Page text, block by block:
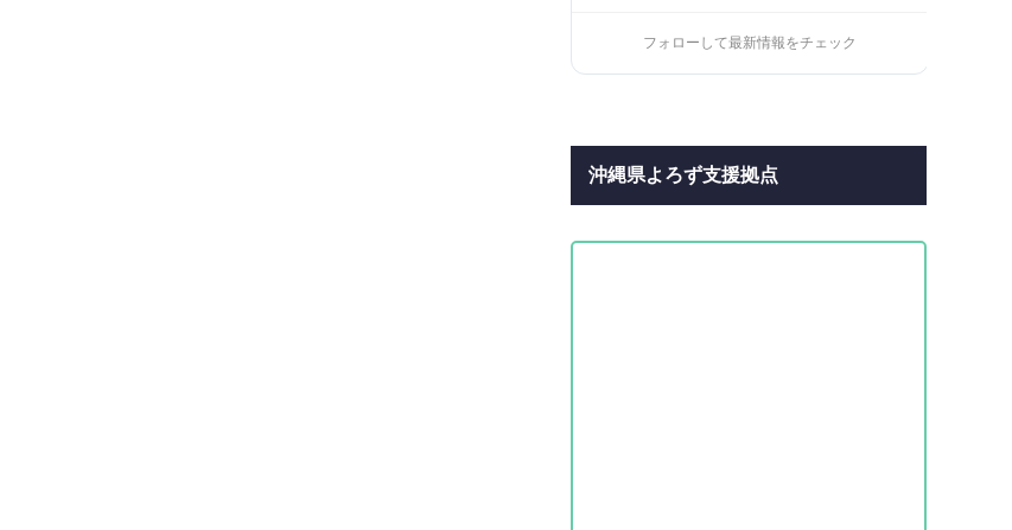
フォローして最新情報をチェック
沖縄県よろず支援拠点